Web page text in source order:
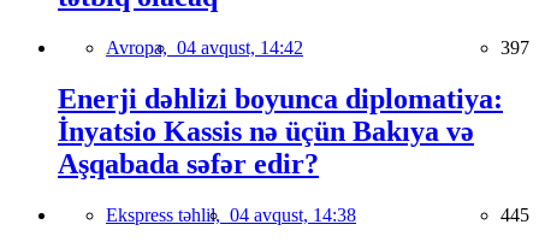
Avropa, 04 avqust, 14:42 397
Enerji dəhlizi boyunca diplomatiya:
İnyatsio Kassis nə üçün Bakıya və
Aşqabada səfər edir?
Ekspress təhlil, 04 avqust, 14:38 445